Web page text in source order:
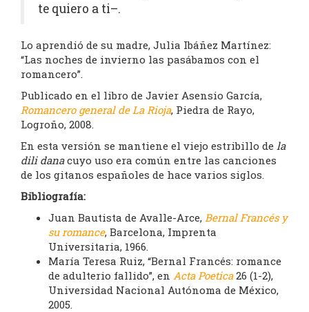
te quiero a ti–.
Lo aprendió de su madre, Julia Ibáñez Martínez:
“Las noches de invierno las pasábamos con el
romancero”.
Publicado en el libro de Javier Asensio García,
Romancero general de La Rioja, Piedra de Rayo,
Logroño, 2008.
En esta versión se mantiene el viejo estribillo de la
dili danacuyo uso era común entre las canciones
de los gitanos españoles de hace varios siglos.
Bibliografía:
Juan Bautista de Avalle-Arce, Bernal Francés y
su romance, Barcelona, Imprenta
Universitaria, 1966.
María Teresa Ruiz, “Bernal Francés: romance
de adulterio fallido”, en Acta Poetica26 (1-2),
Universidad Nacional Autónoma de México,
2005.